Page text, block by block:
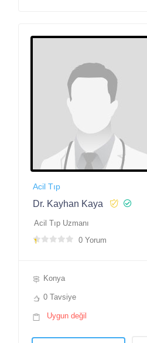
Acil Tıp
Dr. Kayhan Kaya
Acil Tıp Uzmanı
0 Yorum
Konya
0 Tavsiye
Uygun değil